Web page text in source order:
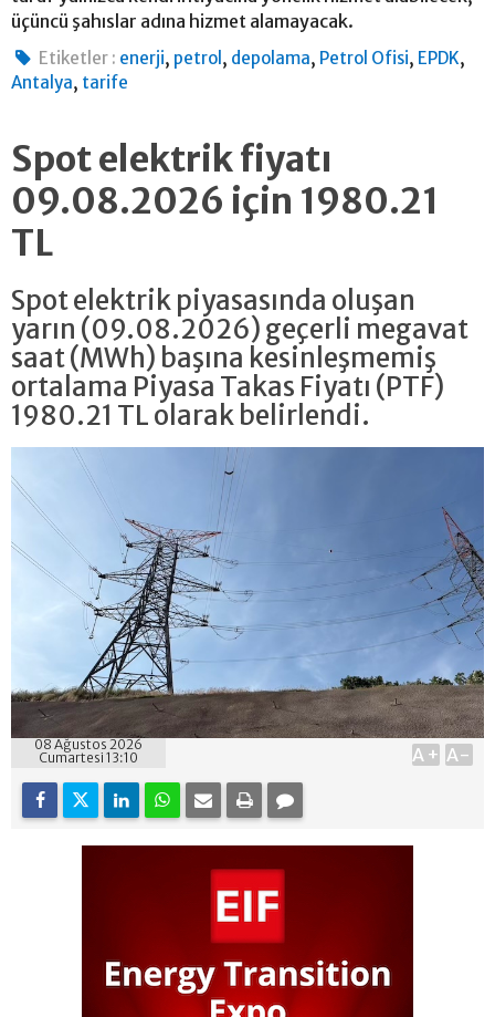
üçüncü şahıslar adına hizmet alamayacak.
Etiketler : enerji, petrol , depolama, Petrol Ofisi, EPDK,
Antalya, tarife
Spot elektrik fiyatı
09.08.2026 için 1980.21
TL
Spot elektrik piyasasında oluşan
yarın (09.08.2026) geçerli megavat
saat (MWh) başına kesinleşmemiş
ortalama Piyasa Takas Fiyatı (PTF)
1980.21 TL olarak belirlendi.
08 Ağustos 2026
Cumartesi 13:10
A+ A-